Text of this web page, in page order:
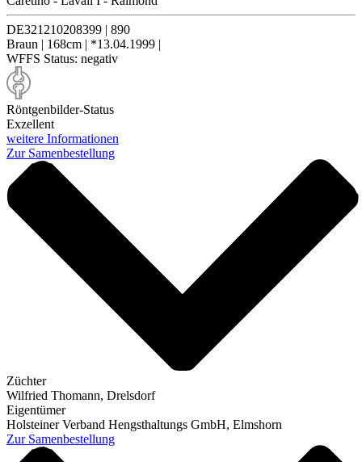
DE321210208399 | 890
Braun | 168cm | *13.04.1999 |
WFFS Status: negativ
Röntgenbilder-Status
Exzellent
weitere Informationen
Zur Samenbestellung
Züchter
Wilfried Thomann, Drelsdorf
Eigentümer
Holsteiner Verband Hengsthaltungs GmbH, Elmshorn
Zur Samenbestellung